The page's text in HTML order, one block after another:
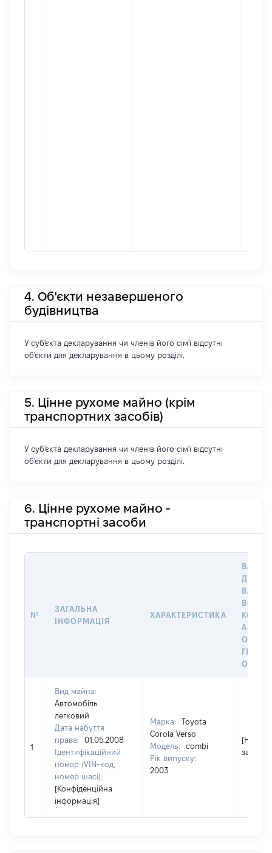
4. Об'єкти незавершеного
будівництва
У суб'єкта декларування чи членів його сім'ї відсутні
об'єкти для декларування в цьому розділі.
5. Цінне рухоме майно (крім
транспортних засобів)
У суб'єкта декларування чи членів його сім'ї відсутні
об'єкти для декларування в цьому розділі.
6. Цінне рухоме майно -
транспортні засоби
№
ЗАГАЛЬНА
ІНФОРМАЦІЯ
ХАРАКТЕРИСТИКА
ДАТУ
АБО
1
Вид майна:
Автомобіль
легковий
Дата набуття
права:
01.05.2008
Ідентифікаційний
номер (VIN-код,
номер шасі):
[Конфіденційна
інформація]
Марка:
Toyota
Corola Verso
Модель:
combi
Рік випуску:
2003
[Не